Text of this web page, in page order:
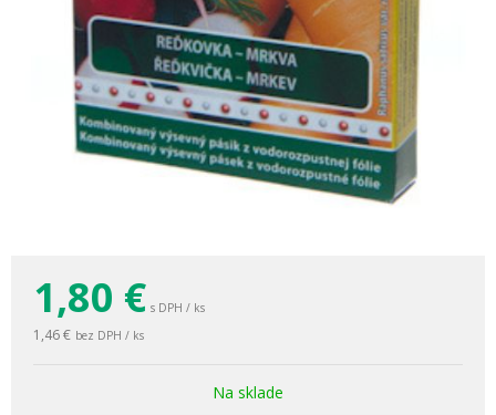
1,80 € s DPH / ks
1,46 € bez DPH / ks
Na sklade